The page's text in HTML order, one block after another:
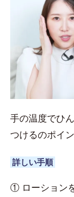
手の温度でひ
つけるのポイン
詳しい手順
① ローション